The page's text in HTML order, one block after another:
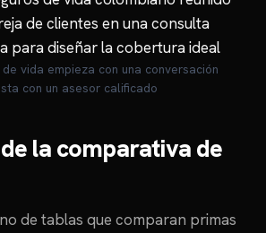
vida empieza con una conversación
con un asesor calificado
la comparativa de
de tablas que comparan primas